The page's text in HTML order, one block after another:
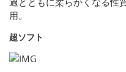
用。
超ソフト